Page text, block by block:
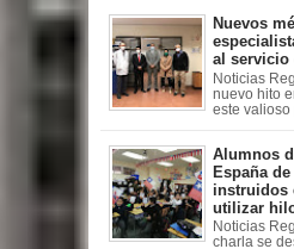
Nuevos
al servicio
Noticias
nuevo hito
este valioso
Alumnos
España
instruidos
utilizar
Noticias
charla se